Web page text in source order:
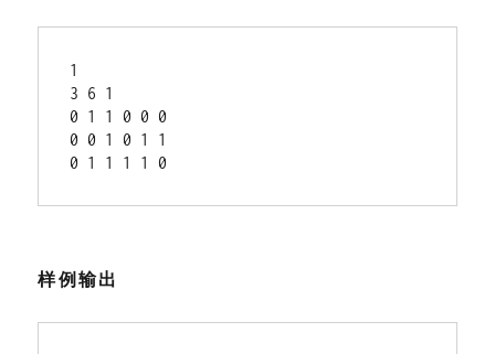
1
3 6 1
0 1 1 0 0 0
0 0 1 0 1 1
0 1 1 1 1 0
样例输出